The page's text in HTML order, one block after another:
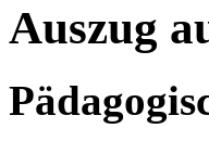
Auszug